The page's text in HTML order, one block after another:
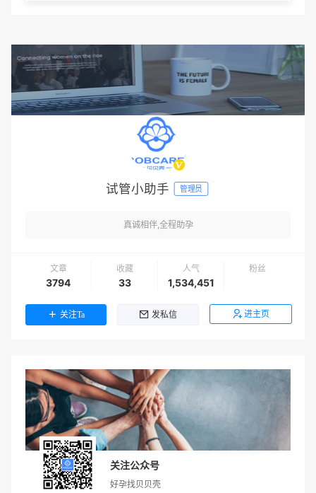
试管小助手 管理员
真诚相伴,全程助孕
文章
3794
收藏
33
人气
1,534,451
粉丝
关注Ta 发私信 进主页
关注公众号
好孕找贝贝壳